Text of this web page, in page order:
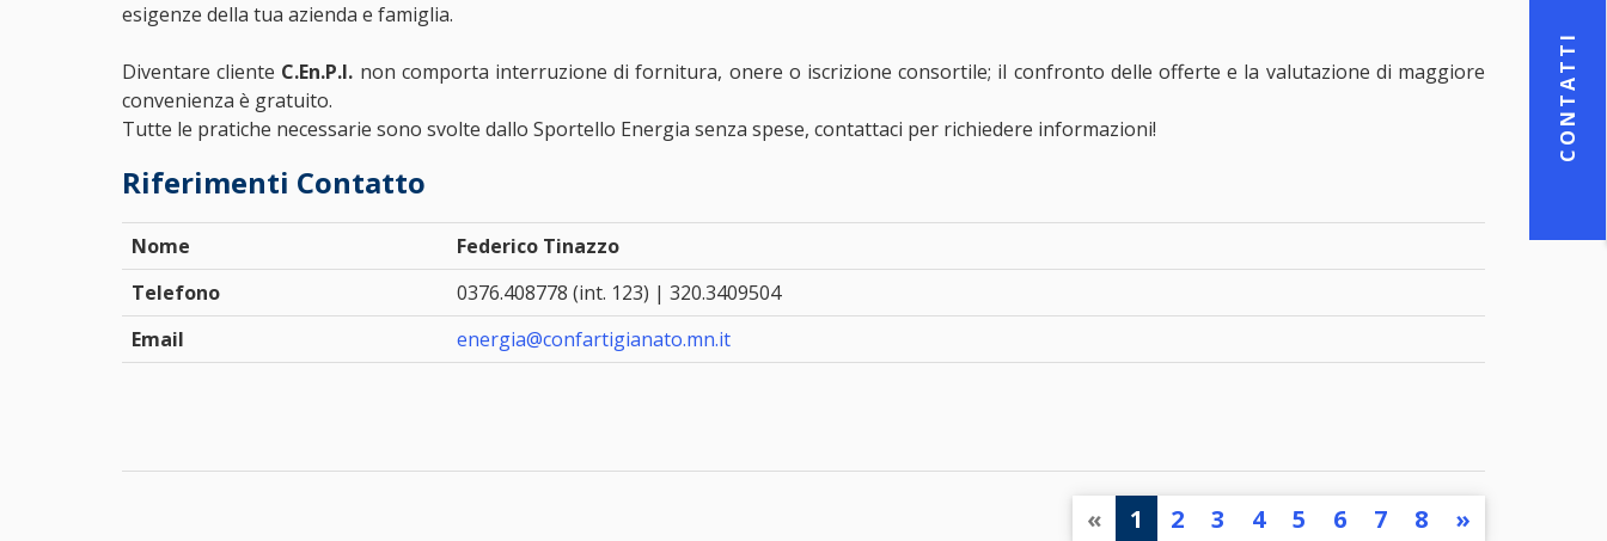
CONTATTI
esigenze della tua azienda e famiglia.
Diventare cliente C.En.P.I. non comporta interruzione di fornitura, onere o iscrizione consortile; il confronto delle offerte e la valutazione di maggiore
convenienza è gratuito.
Tutte le pratiche necessarie sono svolte dallo Sportello Energia senza spese, contattaci per richiedere informazioni!
Riferimenti Contatto
Nome
Federico Tinazzo
Telefono
0376.408778 (int. 123) | 320.3409504
Email
energia@confartigianato.mn.it
« 1 2 3 4 5 6 7 8 »